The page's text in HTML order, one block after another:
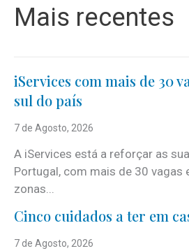
Mais recentes
iServices com mais de 30
sul do país
7 de Agosto, 2026
A iServices está a reforçar as
Portugal, com mais de 30 vagas
zonas...
Cinco cuidados a ter em
7 de Agosto, 2026